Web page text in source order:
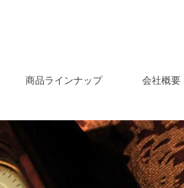
商品ラインナップ 会社概要